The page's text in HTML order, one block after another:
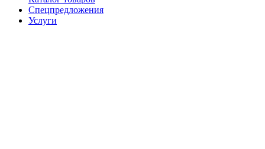
Спецпредложения
Услуги